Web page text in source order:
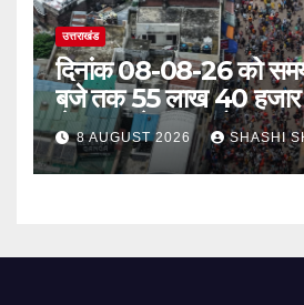
उत्तराखंड
दिनांक 08-08-26 को
बजे तक 55 लाख 40
लेकर अपने गंतव्य को
8 AUGUST 2026 SHASHI